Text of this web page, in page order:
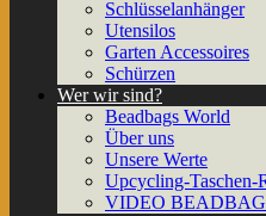
Schlüsselanhänger
Utensilos
Garten Accessoires
Schürzen
Wer wir sind?
Beadbags World
Über uns
Unsere Werte
Upcycling-Taschen-
VIDEO